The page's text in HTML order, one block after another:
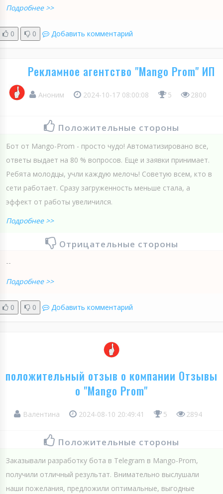
Подробнее >>
0 0 Добавить комментарий
Рекламное агентство "Mango Prom" ИП
Аноним 2024-10-17 08:00:08 5 2800
Положительные стороны
Бот от Mango-Prom - просто чудо! Автоматизировано все,
ответы выдает на 80 % вопросов. Еще и заявки принимает.
Ребята молодцы, учли каждую мелочь! Советую всем, кто в
сети работает. Сразу загруженность меньше стала, а
эффект от работы увеличился.
Подробнее >>
Отрицательные стороны
--
Подробнее >>
0 0 Добавить комментарий
положительный отзыв о компании Отзывы
о "Mango Prom"
Валентина 2024-08-10 20:49:41 5 2894
Положительные стороны
Заказывали разработку бота в Telegram в Mango-Prom,
получили отличный результат. Внимательно выслушали
наши пожелания, предложили оптимальные, выгодные